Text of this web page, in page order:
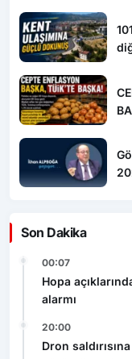
Son Dakika
Hopa
alarmı
20:00
Dron
görüntülendi:
16:37